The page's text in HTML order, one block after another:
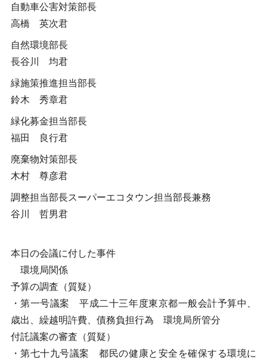
自動車公害対策部長
高橋 英次君
自然環境部長
長谷川 均君
緑施策推進担当部長
鈴木 秀章君
緑化募金担当部長
福田 良行君
廃棄物対策部長
木村 尊彦君
調整担当部長スーパーエコタウン担当部長兼務
谷川 哲男君
本日の会議に付した事件
環境局関係
予算の調査（質疑）
・第一号議案 平成二十三年度東京都一般会計予算中、
歳出、繰越明許費、債務負担行為 環境局所管分
付託議案の審査（質疑）
・第七十九号議案 都民の健康と安全を確保する環境に